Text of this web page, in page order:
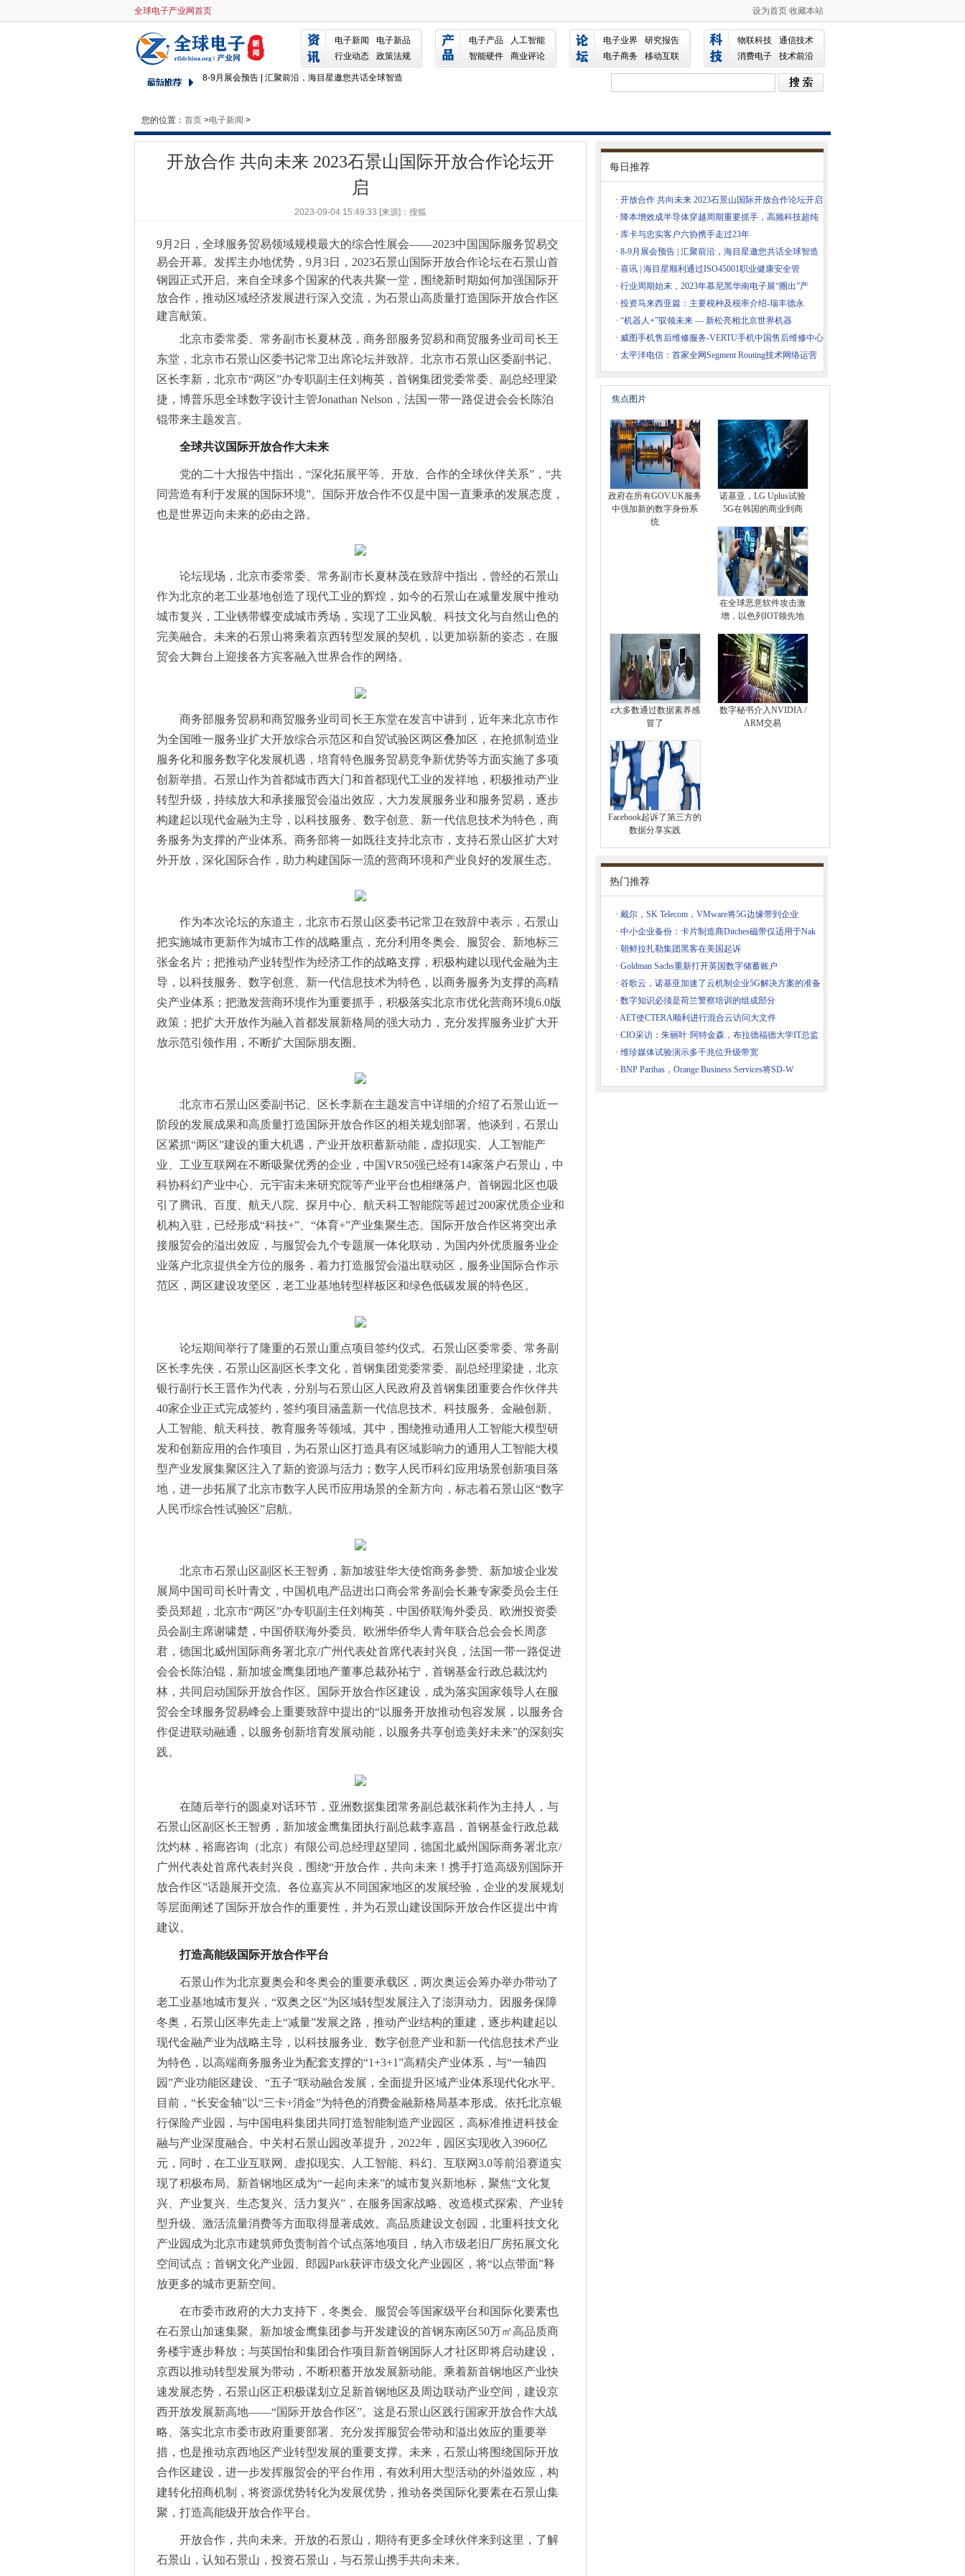
全球电子产业网首页 设为首页 收藏本站
电子新闻
电子新品
行业动态
政策法规
电子产品
人工智能
智能硬件
商业评论
电子业界
研究报告
电子商务
移动互联
物联科技
通信技术
消费电子
技术前沿
降本增效成半导体穿越周期重要抓手，高频科技超纯水工艺助行业提质减负
库卡与忠实客户六协携手走过23年
8-9月展会预告 | 汇聚前沿，海目星邀您共话全球智造
喜讯 | 海目星顺利通过ISO45001职业健康安全管理体系认证！
投资马来西亚篇：主要税种及税率介绍-瑞丰德永
“机器人+”驭领未来 — 新松亮相北京世界机器人大会
威图手机售后维修服务-VERTU手机中国售后维修中心
太平洋电信：首家全网Segment Routing技术网络运营商
2023全球数字科技大会·吉安顺利举行，吉安阿里云产业创新中心正式揭牌
政产学研用多方联动，“电动自行车锂电池安全” 调研座谈会在人民日报社举行
智“造”延庆，“飞”越首都--中关村技术交易与推广推介对接活动高端装备（无人机）专场成功举办
挪亚检测认证集团产业化基地开工奠基，加速品牌产业布局
第十七届中国科学家（国际）论坛关于公布“2020计算机软件研发行业科技创新优秀发明成果” 评审专家名
单和评选标准的公告
京东物流与Darwynn Ltd签署战略合作
“激光+智造”实力出圈！海目星慕尼黑上海光博会圆满收官！
ROHM开发出EcoGaN Power Stage IC
来2023慕尼黑上海电子展，寻找行业重启新活力！
汹涌人潮寻求产业破局口，汽车之外看展商引导这三大行业焦点
2023中关村论坛中关村国际技术交易大会 新技术新产品首发推介系列活动 高端医疗器械专场成功举办
2023中关村论坛中关村国际技术交易大会 新技术新产品首发推介系列活动节能环保专场成功举办
聚力创新， 发展“材”“能” --2023中关村论坛中关村国际技术交易大会 新技术新产品首发推介系列
2023中关村论坛中关村国际技术交易大会17项院所高校新技术新产品首发
自主创“芯”，为5G铸“魂” --2023中关村论坛中关村国际技术交易大会 新技术新产品首发推介系列
数字化转型先锋！海目星荣获西门子“自动化设备仿真虚拟调试创新应用奖”
第八届中国沈阳国际机器人大会在沈召开 辽宁省委常委、沈阳市委书记王新伟出席并宣布大会开幕
算力需求飙升的当下，数据中心有哪些低碳演进之路？
7月邀您共探“智慧出行”的技术创新与产业协作，畅游汽车电子之旅！
5G发牌四年成绩斐然，当前哪些技术市场值得“深追”？
2023慕尼黑上海电子展汇聚众多第三代半导体优质企业“大放异彩”！
新品发布 KR CYBERTECH系列新一代Edition机器人：搬运、装配、打磨“样样行”
群星荟萃，2023慕尼黑上海电子展连接器主题展区精彩亮相！
在慕尼黑上海电子展开一场汽车电子派对，是什么体验？
富信电子集团丨政企交心聚焦智能化制造，圆桌汇智共谋高质量发展
直播预告【库卡面对面】之面向未来的锂电行业解决方案
2023品牌强国先行工程510启动创新创业创造大赛
斯康达电子—精密测量仪器领域综合服务商
厘清电子行业发展新趋势,2023年慕尼黑上海电子展十大关键词新鲜出炉!
桌面快充神器，告别凌乱线材 航嘉100W充吧测评
Ulink开启做市商招募计划，招募实力团队携手提升平台交易体验
2023亚洲汽车轻量化展暨上海国际车轮工业展：“轻装”上阵，如约而来
8-9月展会预告 | 汇聚前沿，海目星邀您共话全球智造
喜讯 | 海目星顺利通过ISO45001职业健康安全管理体系认证！
投资马来西亚篇：主要税种及税率介绍-瑞丰德永
“机器人+”驭领未来 — 新松亮相北京世界机器人大会
威图手机售后维修服务-VERTU手机中国售后维修中心
太平洋电信：首家全网Segment Routing技术网络运营商
2023全球数字科技大会·吉安顺利举行，吉安阿里云产业创新中心正式揭牌
冠军品质 科技创新
政产学研用多方联动，“电动自行车锂电池安全” 调研座谈会在人民日报社举行
智“造”延庆，“飞”越首都--中关村技术交易与推广推介对接活动高端装备（无人机）专场成功举办
挪亚检测认证集团产业化基地开工奠基，加速品牌产业布局
第十七届中国科学家（国际）论坛关于公布“2020计算机软件研发行业科技创新优秀发明成果” 评审专家名
“激光+智造”实力出圈！海目星慕尼黑上海光博会圆满收官！
ROHM开发出EcoGaN Power Stage IC
来2023慕尼黑上海电子展，寻找行业重启新活力！
汹涌人潮寻求产业破局口，汽车之外看展商引导这三大行业焦点
匠心独运，不落窠臼，2023慕尼黑上海电子展圆满收官！
2023中关村论坛中关村国际技术交易大会17项院所高校新技术新产品首发
2023中关村论坛中关村国际技术交易大会 新技术新产品首发推介系列活动 人工智能专场成功举办
自主创“芯”，为5G铸“魂” --2023中关村论坛中关村国际技术交易大会 新技术新产品首发推介系列
2023中关村国际技术交易大会 新技术新产品首发推介系列活动 智能制造与高端装备专场成功举办
数字化转型先锋！海目星荣获西门子“自动化设备仿真虚拟调试创新应用奖”
第八届中国沈阳国际机器人大会在沈召开 辽宁省委常委、沈阳市委书记王新伟出席并宣布大会开幕
算力需求飙升的当下，数据中心有哪些低碳演进之路？
7月邀您共探“智慧出行”的技术创新与产业协作，畅游汽车电子之旅！
率先出货！海目星光伏接线盒激光焊接设备批量交付客户！
产业规模已突破万亿元，巨头们如何为高速发展的工业互联网提供技术支撑？
5G发牌四年成绩斐然，当前哪些技术市场值得“深追”？
2023慕尼黑上海电子展汇聚众多第三代半导体优质企业“大放异彩”！
在慕尼黑上海电子展开一场汽车电子派对，是什么体验？
富信电子集团丨政企交心聚焦智能化制造，圆桌汇智共谋高质量发展
直播预告【库卡面对面】之面向未来的锂电行业解决方案
2023品牌强国先行工程510启动创新创业创造大赛
新美乐塑料管道产品亮相第24届中国环博会，可持续解决方案备受关注
斯康达电子—精密测量仪器领域综合服务商
厘清电子行业发展新趋势,2023年慕尼黑上海电子展十大关键词新鲜出炉!
2023亚洲汽车轻量化展暨上海国际车轮工业展：“轻装”上阵，如约而来
您的位置： 首页 >电子新闻 >
开放合作 共向未来 2023石景山国际开放合作论坛开
启
2023-09-04 15:49:33 [来源]：搜狐
9月2日，全球服务贸易领域规模最大的综合性展会——2023中国国际服务贸易交
易会开幕。发挥主办地优势，9月3日，2023石景山国际开放合作论坛在石景山首
钢园正式开启。来自全球多个国家的代表共聚一堂，围绕新时期如何加强国际开
放合作，推动区域经济发展进行深入交流，为石景山高质量打造国际开放合作区
建言献策。
北京市委常委、常务副市长夏林茂，商务部服务贸易和商贸服务业司司长王
东堂，北京市石景山区委书记常卫出席论坛并致辞。北京市石景山区委副 书记
区长李新，北京市“两区”办专职副主任刘梅英，首钢集团党委常委、副总经理梁
捷，博普乐思全球数字设计主管Jonathan Nelson，法国一带一路促进会会长陈泊
锟带来主题发言。
全球共议国际开放合作大未来
党的二十大报告中指出，“深化拓展平等、开放、合作的全球伙伴关系”，“共
同营造有利于发展的国际环境”。国际开放合作不仅是中国一直秉承的发展态度，
也是世界迈向未来的必由之路。
论坛现场，北京市委常委、常务副市长夏林茂在致辞中指出，曾经的石景山
作为北京的老工业基地创造了现代工业的辉煌，如今的石景山在减量发展中推动
城市复兴，工业锈带蝶变成城市秀场，实现了工业风貌、科技文化与自然山色的
完美融合。未来的石景山将乘着京西转型发展的契机，以更加崭新的姿态，在服
贸会大舞台上迎接各方宾客融入世界合作的网络。
商务部服务贸易和商贸服务业司司长王东堂在发言中讲到，近年来北京市作
为全国唯一服务业扩大开放综合示范区和自贸试验区两区叠加区，在抢抓制造业
服务化和服务数字化发展机遇，培育特色服务贸易竞争新优势等方面实施了多项
创新举措。石景山作为首都城市西大门和首都现代工业的发祥地，积极推动产业
转型升级，持续放大和承接服贸会溢出效应，大力发展服务业和服务贸易，逐步
构建起以现代金融为主导，以科技服务、数字创意、新一代信息技术为特色，商
务服务为支撑的产业体系。商务部将一如既往支持北京市，支持石景山区扩大对
外开放，深化国际合作，助力构建国际一流的营商环境和产业良好的发展生态。
作为本次论坛的东道主，北京市石景山区委书记常卫在致辞中表示，石景山
把实施城市更新作为城市工作的战略重点，充分利用冬奥会、服贸会、新地标三
张金名片；把推动产业转型作为经济工作的战略支撑，积极构建以现代金融为主
导，以科技服务、数字创意、新一代信息技术为特色，以商务服务为支撑的高精
尖产业体系；把激发营商环境作为重要抓手，积极落实北京市优化营商环境6.0版
政策；把扩大开放作为融入首都发展新格局的强大动力，充分发挥服务业扩大开
放示范引领作用，不断扩大国际朋友圈。
北京市石景山区委副 书记 、区长李新在主题发言中详细的介绍了石景山近一
阶段的发展成果和高质量打造国际开放合作区的相关规划部署。他谈到，石景山
区紧抓“两区”建设的重大机遇，产业开放积蓄新动能，虚拟现实、人工智能产
业、工业互联网在不断吸聚优秀的企业，中国VR50强已经有14家落户石景山，中
科协科幻产业中心、元宇宙未来研究院等产业平台也相继落户。首钢园北区也吸
引了腾讯、百度、航天八院、探月中心、航天科工智能院等超过200家优质企业和
机构入驻，已经形成“科技+”、“体育+”产业集聚生态。国际开放合作区将突出承
接服贸会的溢出效应，与服贸会九个专题展一体化联动，为国内外优质服务业企
业落户北京提供全方位的服务，着力打造服贸会溢出联动区，服务业国际合作示
范区，两区建设攻坚区，老工业基地转型样板区和绿色低碳发展的特色区。
论坛期间举行了隆重的石景山重点项目签约仪式。石景山区委常委、常务副
区长李先侠，石景山区副区长李文化，首钢集团党委常委、副总经理梁捷，北京
银行副行长王晋作为代表，分别与石景山区人民政府及首钢集团重要合作伙伴共
40家企业正式完成签约，签约项目涵盖新一代信息技术、科技服务、金融创新、
人工智能、航天科技、教育服务等领域。其中，围绕推动通用人工智能大模型研
发和创新应用的合作项目，为石景山区打造具有区域影响力的通用人工智能大模
型产业发展集聚区注入了新的资源与活力；数字人民币科幻应用场景创新项目落
地，进一步拓展了北京市数字人民币应用场景的全新方向，标志着石景山区“数字
人民币综合性试验区”启航。
北京市石景山区副区长王智勇，新加坡驻华大使馆商务参赞、新加坡企业发
展局中国司司长叶青文，中国机电产品进出口商会常务副会长兼专家委员会主任
委员郑超，北京市“两区”办专职副主任刘梅英，中国侨联海外委员、欧洲投资委
员会副主席谢啸楚，中国侨联海外委员、欧洲华侨华人青年联合总会会长周彦
君，德国北威州国际商务署北京/广州代表处首席代表封兴良，法国一带一路促进
会会长陈泊锟，新加坡金鹰集团地产董事总裁孙祐宁，首钢基金行政总裁沈灼
林，共同启动国际开放合作区。国际开放合作区建设，成为落实国家领导 人在服
贸会全球服务贸易峰会上重要致辞中提出的“以服务开放推动包容发展，以服务合
作促进联动融通，以服务创新培育发展动能，以服务共享创造美好未来”的深刻实
践。
在随后举行的圆桌对话环节，亚洲数据集团常务副总裁张莉作为主持人，与
石景山区副区长王智勇，新加坡金鹰集团执行副总裁李嘉昌，首钢基金行政总裁
沈灼林，裕廊咨询（北京）有限公司总经理赵望同，德国北威州国际商务署北京/
广州代表处首席代表封兴良，围绕“开放合作，共向未来！携手打造高级别国际开
放合作区”话题展开交流。各位嘉宾从不同国家地区的发展经验，企业的发展规划
等层面阐述了国际开放合作的重要性，并为石景山建设国际开放合作区提出中肯
建议。
打造高能级国际开放合作平台
石景山作为北京夏奥会和冬奥会的重要承载区，两次奥运会筹办举办带动了
老工业基地城市复兴，“双奥之区”为区域转型发展注入了澎湃动力。因服务保障
冬奥，石景山区率先走上“减量”发展之路，推动产业结构的重建，逐步构建起以
现代金融产业为战略主导，以科技服务业、数字创意产业和新一代信息技术产业
为特色，以高端商务服务业为配套支撑的“1+3+1”高精尖产业体系，与“一轴四
园”产业功能区建设、“五子”联动融合发展，全面提升区域产业体系现代化水平。
目前，“长安金轴”以“三卡+消金”为特色的消费金融新格局基本形成。依托北京银
行保险产业园，与中国电科集团共同打造智能制造产业园区，高标准推进科技金
融与产业深度融合。中关村石景山园改革提升，2022年，园区实现收入3960亿
元，同时，在工业互联网、虚拟现实、人工智能、科幻、互联网3.0等前沿赛道实
现了积极布局。新首钢地区成为“一起向未来”的城市复兴新地标，聚焦“文化复
兴、产业复兴、生态复兴、活力复兴”，在服务国家战略、改造模式探索、产业转
型升级、激活流量消费等方面取得显著成效。高品质建设文创园，北重科技文化
产业园成为北京市建筑师负责制首个试点落地项目，纳入市级老旧厂房拓展文化
空间试点；首钢文化产业园、郎园Park获评市级文化产业园区，将“以点带面”释
放更多的城市更新空间。
在市委市政府的大力支持下，冬奥会、服贸会等国家级平台和国际化要素也
在石景山加速集聚。新加坡金鹰集团参与开发建设的首钢东南区50万㎡高品质商
务楼宇逐步释放；与英国怡和集团合作项目新首钢国际人才社区即将启动建设，
京西以推动转型发展为带动，不断积蓄开放发展新动能。乘着新首钢地区产业快
速发展态势，石景山区正积极谋划立足新首钢地区及周边联动产业空间，建设京
西开放发展新高地——“国际开放合作区”。这是石景山区践行国家开放合作大战
略、落实北京市委市政府重要部署、充分发挥服贸会带动和溢出效应的重要举
措，也是推动京西地区产业转型发展的重要支撑。未来，石景山将围绕国际开放
合作区建设，进一步发挥服贸会的平台作用，有效利用大型活动的外溢效应，构
建转化招商机制，将资源优势转化为发展优势，推动各类国际化要素在石景山集
聚，打造高能级开放合作平台。
开放合作，共向未来。开放的石景山，期待有更多全球伙伴来到这里，了解
石景山，认知石景山，投资石景山，与石景山携手共向未来。
每日推荐
· 开放合作 共向未来 2023石景山国际开放合作论坛开启
· 降本增效成半导体穿越周期重要抓手，高频科技超纯
· 库卡与忠实客户六协携手走过23年
· 8-9月展会预告 | 汇聚前沿，海目星邀您共话全球智造
· 喜讯 | 海目星顺利通过ISO45001职业健康安全管
· 行业周期始末，2023年慕尼黑华南电子展“圈出”产
· 投资马来西亚篇：主要税种及税率介绍-瑞丰德永
· “机器人+”驭领未来 — 新松亮相北京世界机器
· 威图手机售后维修服务-VERTU手机中国售后维修中心
· 太平洋电信：首家全网Segment Routing技术网络运营
商
焦点图片
政府在所有GOV.UK服务
中强加新的数字身份系
统
诺基亚，LG Uplus试验
5G在韩国的商业到商
在全球恶意软件攻击激
增，以色列IOT领先地
z大多数通过数据素养感
冒了
数字秘书介入NVIDIA /
ARM交易
Facebook起诉了第三方的
数据分享实践
热门推荐
· 戴尔，SK Telecom，VMware将5G边缘带到企业
· 中小企业备份：卡片制造商Ditches磁带仅适用于Nak
· 朝鲜拉扎勒集团黑客在美国起诉
· Goldman Sachs重新打开英国数字储蓄账户
· 谷歌云，诺基亚加速了云机制企业5G解决方案的准备
· 数字知识必须是荷兰警察培训的组成部分
· AET使CTERA顺利进行混合云访问大文件
· CIO采访：朱丽叶·阿特金森，布拉德福德大学IT总监
· 维珍媒体试验演示多千兆位升级带宽
· BNP Paribas，Orange Business Services将SD-W